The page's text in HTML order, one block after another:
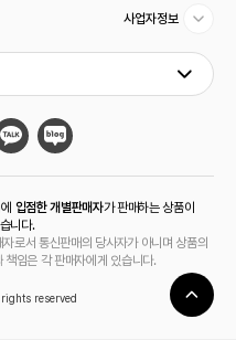
사업자정보
입점한 개별판매자가 판매하는 상품이
니다.
로서 통신판매의 당사자가 아니며 상품의
임은 각 판매자에게 있습니다.
reserved